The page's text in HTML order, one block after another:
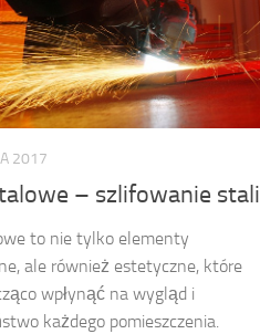
2017
– szlifowanie stali
to nie tylko elementy
ale również estetyczne, które
wpłynąć na wygląd i
każdego pomieszczenia.